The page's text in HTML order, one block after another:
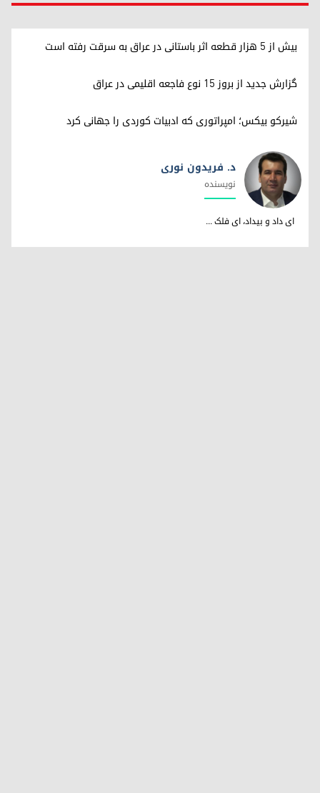
بیش از ۵ هزار قطعه اثر باستانی در عراق به سرقت رفته است
گزارش جدید از بروز ۱۵ نوع فاجعه اقلیمی در عراق
شیرکو بیکس؛ امپراتوری کە ادبیات کوردی را جهانی کرد
د. فریدون نوری
د. فریدون نوری
نویسندە
ای داد و بیداد، ای فلک ...